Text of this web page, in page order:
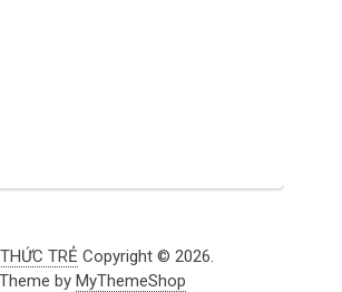
TRẺ Copyright © 2026.
Theme by MyThemeShop